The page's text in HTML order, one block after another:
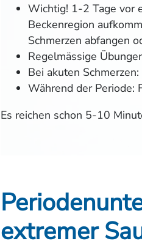
Wichtig! 1-2 Tage vor
Beckenregion
Schmerzen abfangen
Regelmässige
Bei akuten
Während der Periode:
Es reichen schon 5-10
extremer